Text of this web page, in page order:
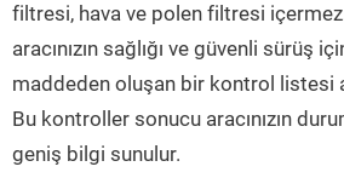
filtresi, hava ve polen filtresi içermez.
aracınızın sağlığı ve güvenli sürüş
maddeden oluşan bir kontrol listesi
Bu kontroller sonucu aracınızın
geniş bilgi sunulur.